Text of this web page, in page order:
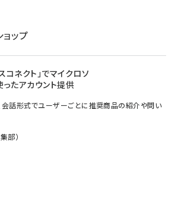
ップ
コネクト」でマイクロソ
ったアカウント提供
話形式でユーザーごとに推奨商品の紹介や問い
部）